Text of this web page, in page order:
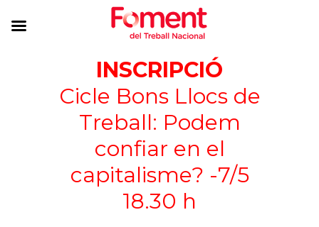
INSCRIPCIÓ
Cicle Bons Llocs de
Treball: Podem
confiar en el
capitalisme? -7/5
18.30 h